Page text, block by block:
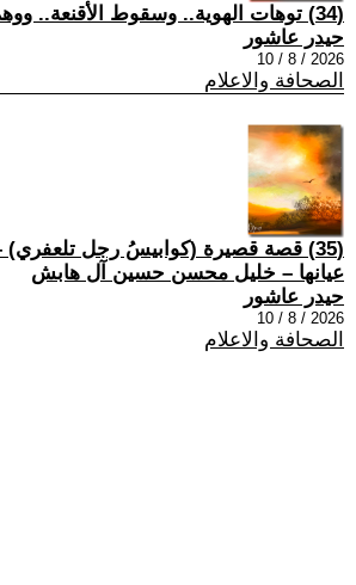
(34) توهات الهوية.. وسقوط الأقنعة.. ووهم البطل
حيدر عاشور
2026 / 8 / 10
الصحافة والاعلام
(35) قصة قصيرة (كوابيسُ رجل تلعفري)
عيانها – خليل محسن حسين آل هابش
حيدر عاشور
2026 / 8 / 10
الصحافة والاعلام